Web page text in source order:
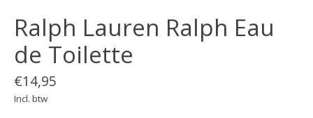
Ralph Lauren Ralph Eau
de Toilette
€14,95
Incl. btw